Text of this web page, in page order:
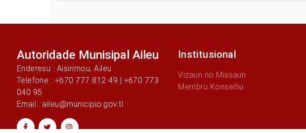
Autoridade Munisipal Aileu
Enderesu : Aisirimou, Aileu
Telefone : +670 777 812 49 | +670 773
040 95
Email : aileu@municipio.gov.tl
Institusional
Vizaun no Missaun
Membru Konselhu